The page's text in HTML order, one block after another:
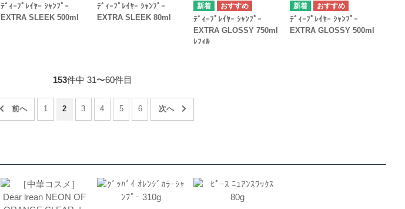
ﾃﾞｨｰﾌﾟﾚｲﾔｰ ｼｬﾝﾌﾟｰ
EXTRA SLEEK 500ml
ﾃﾞｨｰﾌﾟﾚｲﾔｰ ｼｬﾝﾌﾟｰ
EXTRA SLEEK 80ml
ﾃﾞｨｰﾌﾟﾚｲﾔｰ ｼｬﾝﾌﾟｰ
EXTRA GLOSSY 750ml
ﾚﾌｨﾙ
ﾃﾞｨｰﾌﾟﾚｲﾔｰ ｼｬﾝﾌﾟｰ
EXTRA GLOSSY 500ml
153件中 31〜60件目
1 2 3 4 5 6